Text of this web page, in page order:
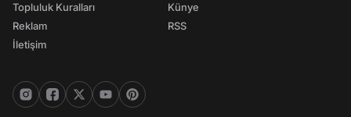
Topluluk Kuralları
Reklam
İletişim
Künye
RSS